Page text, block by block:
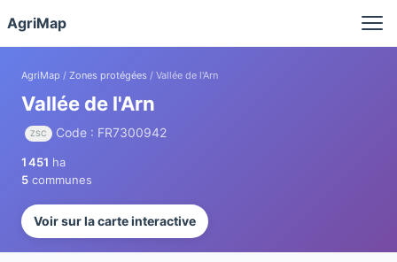
AgriMap
AgriMap / Zones protégées / Vallée de l'Arn
Vallée de l'Arn
ZSC Code : FR7300942
1 451 ha
5 communes
Voir sur la carte interactive